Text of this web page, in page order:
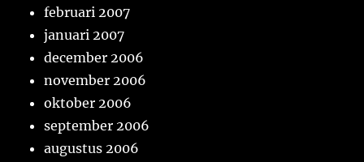
februari 2007
januari 2007
december 2006
november 2006
oktober 2006
september 2006
augustus 2006